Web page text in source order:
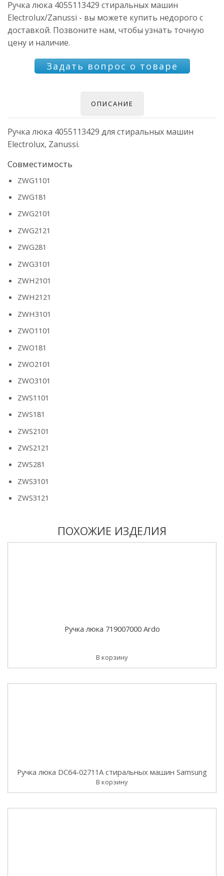
Ручка люка 4055113429 стиральных машин
Electrolux/Zanussi - вы можете купить недорого с
доставкой. Позвоните нам, чтобы узнать точную
цену и наличие.
Задать вопрос о товаре
ОПИСАНИЕ
Ручка люка 4055113429 для стиральных машин
Electrolux, Zanussi.
Совместимость
ZWG1101
ZWG181
ZWG2101
ZWG2121
ZWG281
ZWG3101
ZWH2101
ZWH2121
ZWH3101
ZWO1101
ZWO181
ZWO2101
ZWO3101
ZWS1101
ZWS181
ZWS2101
ZWS2121
ZWS281
ZWS3101
ZWS3121
ПОХОЖИЕ ИЗДЕЛИЯ
Ручка люка 719007000 Ardo
В корзину
Ручка люка DC64-02711A стиральных машин Samsung
В корзину